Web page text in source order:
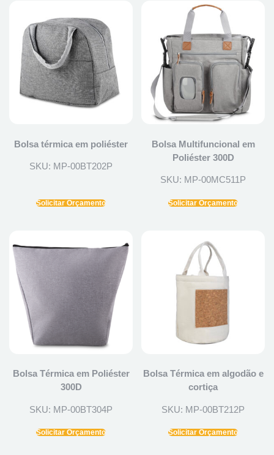
Bolsa térmica em poliéster
SKU: MP-00BT202P
Solicitar Orçamento
Bolsa Multifuncional em
Poliéster 300D
SKU: MP-00MC511P
Solicitar Orçamento
Bolsa Térmica em Poliéster
300D
SKU: MP-00BT304P
Solicitar Orçamento
Bolsa Térmica em algodão e
cortiça
SKU: MP-00BT212P
Solicitar Orçamento